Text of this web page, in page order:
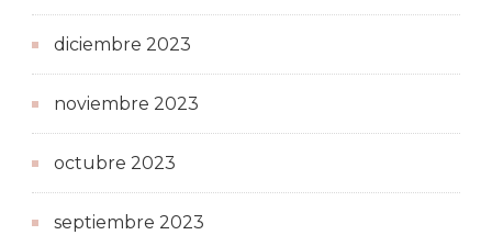
diciembre 2023
noviembre 2023
octubre 2023
septiembre 2023